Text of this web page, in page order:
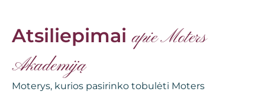
Atsiliepimaiapie Moters
Akademiją
Moterys, kurios pasirinko tobulėti Moters